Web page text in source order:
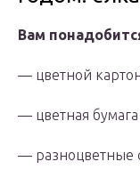
Вам
— цветной
— цветная бумага
— разноцветные